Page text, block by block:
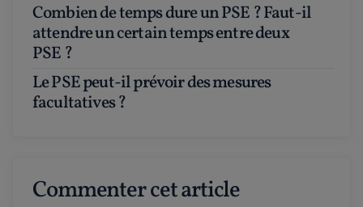
Combien de temps dure un PSE ? Faut-il
attendre un certain temps entre deux
PSE ?
Le PSE peut-il prévoir des mesures
facultatives ?
Commenter cet article